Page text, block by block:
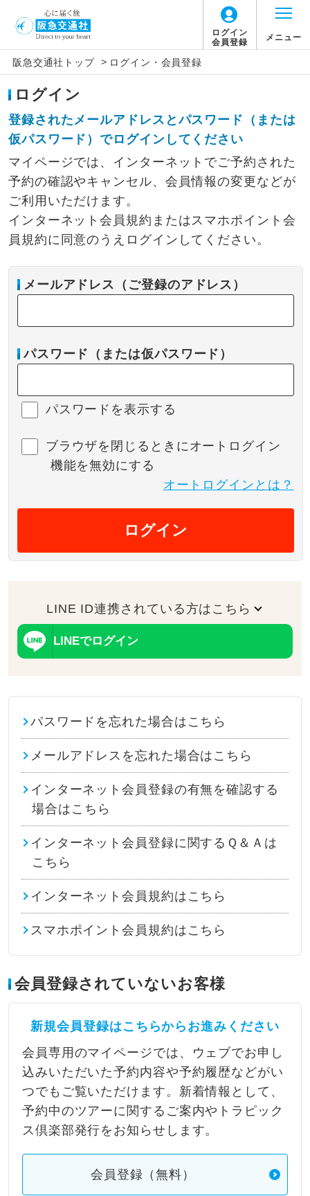
ログイン
会員登録
メニュー
阪急交通社トップ > ログイン・会員登録
ログイン
登録されたメールアドレスとパスワード（または
仮パスワード）でログインしてください
マイページでは、インターネットでご予約された
予約の確認やキャンセル、会員情報の変更などが
ご利用いただけます。
インターネット会員規約またはスマホポイント会
員規約に同意のうえログインしてください。
メールアドレス（ご登録のアドレス）
パスワード（または仮パスワード）
パスワードを表示する
ブラウザを閉じるときにオートログイン
機能を無効にする
オートログインとは？
ログイン
LINE ID連携されている方はこちら
LINEでログイン
パスワードを忘れた場合はこちら
メールアドレスを忘れた場合はこちら
インターネット会員登録の有無を確認する
場合はこちら
インターネット会員登録に関するＱ＆Ａは
こちら
インターネット会員規約はこちら
スマホポイント会員規約はこちら
会員登録されていないお客様
新規会員登録はこちらからお進みください
会員専用のマイページでは、ウェブでお申し
込みいただいた予約内容や予約履歴などがい
つでもご覧いただけます。新着情報として、
予約中のツアーに関するご案内やトラピック
ス倶楽部発行をお知らせします。
会員登録（無料）